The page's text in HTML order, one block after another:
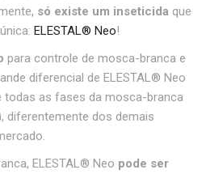
só existe um inseticida que
ELESTAL® Neo!
para controle de mosca-branca e
diferencial de ELESTAL® Neo
todas as fases da mosca-branca
diferentemente dos demais
ELESTAL® Neo pode ser